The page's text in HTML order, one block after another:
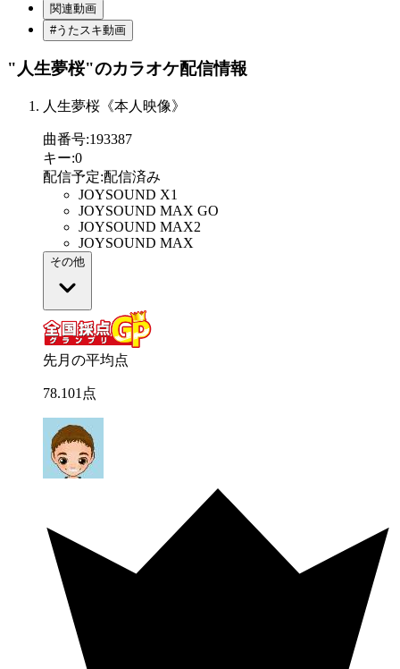
関連動画
#うたスキ動画
"人生夢桜"のカラオケ配信情報
人生夢桜《本人映像》
曲番号:193387
キー:0
配信予定:配信済み
JOYSOUND X1
JOYSOUND MAX GO
JOYSOUND MAX2
JOYSOUND MAX
その他
先月の平均点
78.101 点